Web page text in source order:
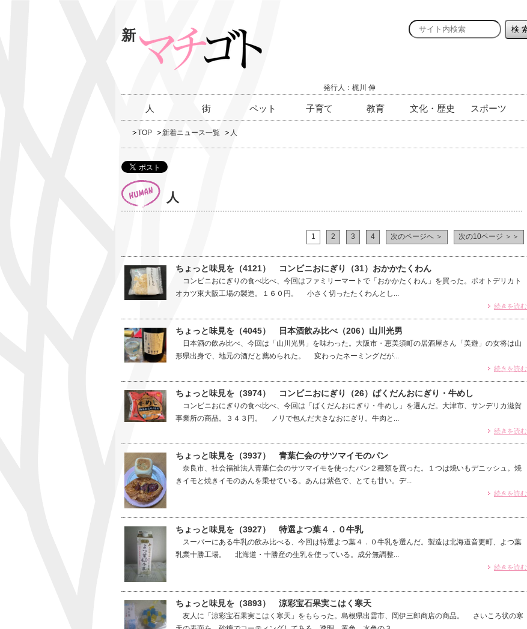
新
発行人：梶川 伸
人 街 ペット 子育て 教育 文化・歴史 スポーツ
TOP 新着ニュース一覧 人
人
1 2 3 4 次のページへ ＞ 次の10ページ ＞＞
ちょっと味見を（4121） コンビニおにぎり（31）おかかたくわん
コンビニおにぎりの食べ比べ、今回はファミリーマートで「おかかたくわん」を買った。ポオトデリカト
オカツ東大阪工場の製造。１６０円。 小さく切ったたくわんとし...
続きを読む
ちょっと味見を（4045） 日本酒飲み比べ（206）山川光男
日本酒の飲み比べ、今回は「山川光男」を味わった。大阪市・恵美須町の居酒屋さん「美遊」の女将は山
形県出身で、地元の酒だと薦められた。 変わったネーミングだが...
続きを読む
ちょっと味見を（3974） コンビニおにぎり（26）ばくだんおにぎり・牛めし
コンビニおにぎりの食べ比べ、今回は「ばくだんおにぎり・牛めし」を選んだ。大津市、サンデリカ滋賀
事業所の商品。３４３円。 ノリで包んだ大きなおにぎり。牛肉と...
続きを読む
ちょっと味見を（3937） 青葉仁会のサツマイモのパン
奈良市、社会福祉法人青葉仁会のサツマイモを使ったパン２種類を買った。１つは焼いもデニッシュ。焼
きイモと焼きイモのあんを乗せている。あんは紫色で、とても甘い。デ...
続きを読む
ちょっと味見を（3927） 特選よつ葉４．０牛乳
スーパーにある牛乳の飲み比べる、今回は特選よつ葉４．０牛乳を選んだ。製造は北海道音更町、よつ葉
乳業十勝工場。 北海道・十勝産の生乳を使っている。成分無調整...
続きを読む
ちょっと味見を（3893） 涼彩宝石果実こはく寒天
友人に「涼彩宝石果実こはく寒天」をもらった。島根県出雲市、岡伊三郎商店の商品。 さいころ状の寒